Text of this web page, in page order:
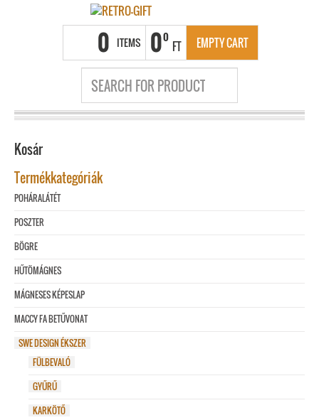
0 ITEMS 00
FT EMPTY CART
Kosár
Termékkategóriák
POHÁRALÁTÉT
POSZTER
BÖGRE
HŰTÖMÁGNES
MÁGNESES KÉPESLAP
MACCY FA BETŰVONAT
SWE DESIGN ÉKSZER
FÜLBEVALÓ
GYŰRŰ
KARKÖTŐ